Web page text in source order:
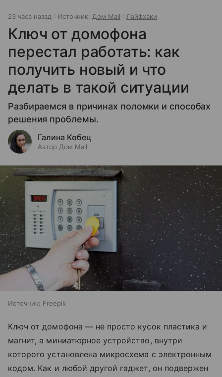
23 часа назад Источник: Дом Mail Лайфхаки
Ключ от домофона
перестал работать: как
получить новый и что
делать в такой ситуации
Разбираемся в причинах поломки и способах
решения проблемы.
Галина Кобец
Автор Дом Mail
Источник: Freepik
Ключ от домофона — не просто кусок пластика и
магнит, а миниатюрное устройство, внутри
которого установлена микросхема с электронным
кодом. Как и любой другой гаджет, он подвержен